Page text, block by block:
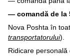
— comandă de la
Nova Poshta în
transportatorului).
Ridicare personală